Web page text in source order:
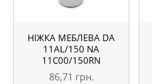
НІЖКА МЕБЛЕВА DA
11AL/150 NA
11С00/150RN
86,71 грн.